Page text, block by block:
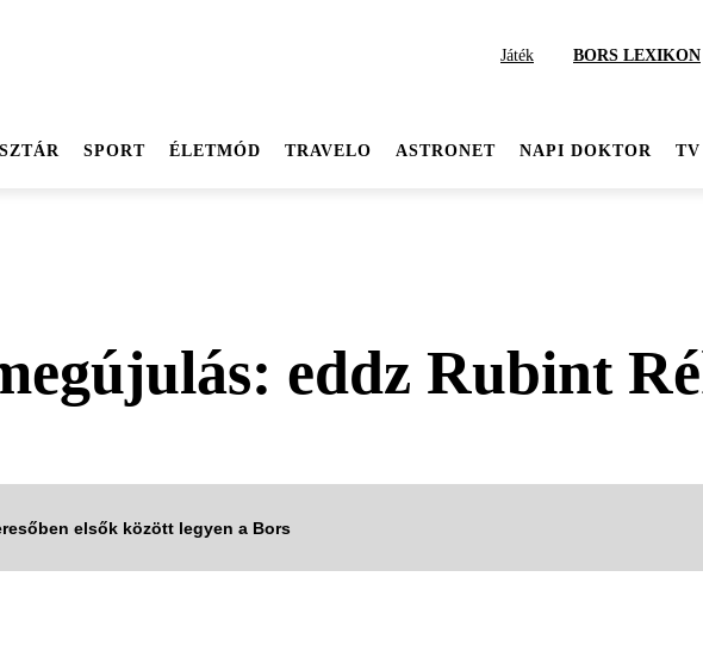
Játék BORS LEXIKON
SZTÁR SPORT ÉLETMÓD TRAVELO ASTRONET NAPI DOKTOR TV
eddz Rubint
elsők között legyen a Bors